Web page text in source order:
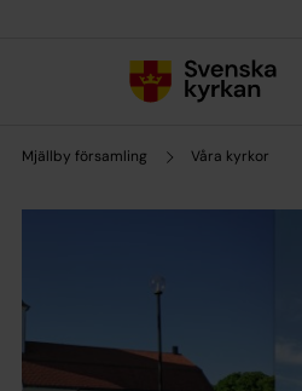
Mjällby församling Våra kyrkor